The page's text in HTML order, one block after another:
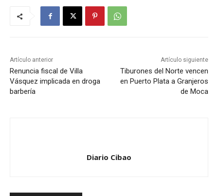
Artículo anterior
Renuncia fiscal de Villa
Vásquez implicada en droga
barbería
Artículo siguiente
Tiburones del Norte vencen
en Puerto Plata a Granjeros
de Moca
Diario Cibao